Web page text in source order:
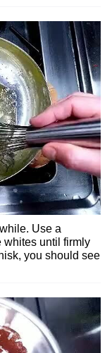
Use a
whites until firmly
you should see